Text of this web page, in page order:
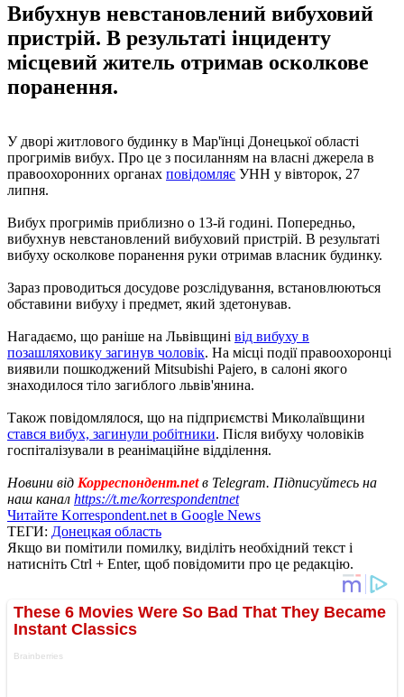
Вибухнув невстановлений вибуховий
пристрій. В результаті інциденту
місцевий житель отримав осколкове
поранення.
У дворі житлового будинку в Мар'їнці Донецької області
прогримів вибух. Про це з посиланням на власні джерела в
правоохоронних органах повідомляє УНН у вівторок, 27
липня.
Вибух прогримів приблизно о 13-й годині. Попередньо,
вибухнув невстановлений вибуховий пристрій. В результаті
вибуху осколкове поранення руки отримав власник будинку.
Зараз проводиться досудове розслідування, встановлюються
обставини вибуху і предмет, який здетонував.
Нагадаємо, що раніше на Львівщині від вибуху в
позашляховику загинув чоловік. На місці події правоохоронці
виявили пошкоджений Mitsubishi Pajero, в салоні якого
знаходилося тіло загиблого львів'янина.
Також повідомлялося, що на підприємстві Миколаївщини
стався вибух, загинули робітники. Після вибуху чоловіків
госпіталізували в реанімаційне відділення.
Новини від Корреспондент.netв Telegram. Підписуйтесь на
наш канал https://t.me/korrespondentnet
Читайте Korrespondent.net в Google News
ТЕГИ: Донецкая область
Якщо ви помітили помилку, виділіть необхідний текст і
натисніть Ctrl + Enter, щоб повідомити про це редакцію.